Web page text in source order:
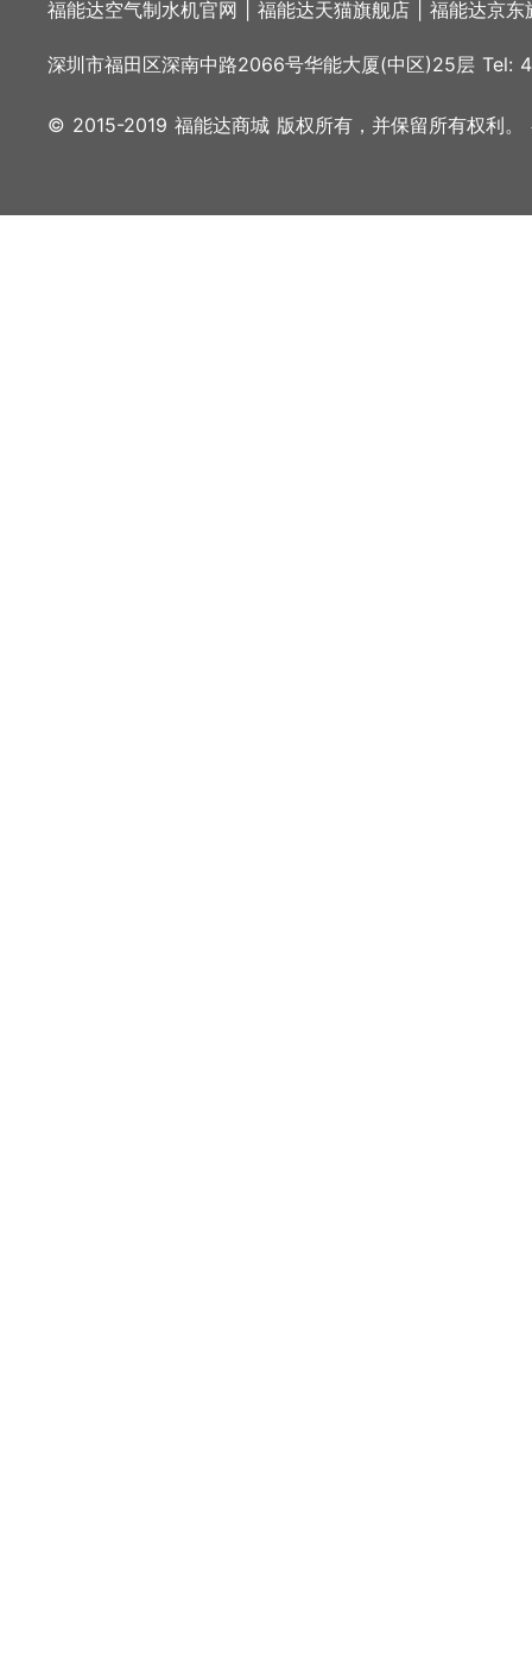
福能达空气制水机官网 福能达天猫旗舰店 福能达京东
深圳市福田区深南中路2066号华能大厦(中区)25层 Tel:
© 2015-2019 福能达商城 版权所有，并保留所有权利